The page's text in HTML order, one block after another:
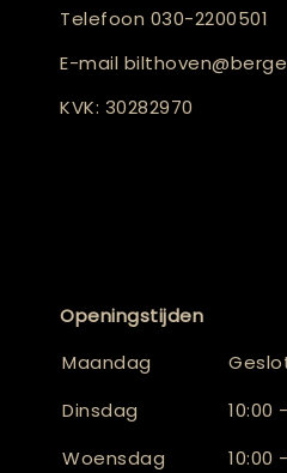
Telefoon 030-2200501
E-mail
KVK: 30282970
Openingstijden
Maandag
Dinsdag
10:00
Woensdag
10:00